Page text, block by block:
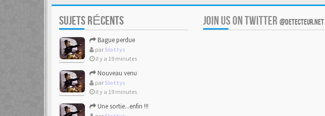
SUJETS RÉCENTS
Bague perdue
par Slottys
il y a 19 minutes
Nouveau venu
par Slottys
il y a 19 minutes
Une sortie...enfin !!!
JOIN US ON TWITTER @DETECTEUR.NET